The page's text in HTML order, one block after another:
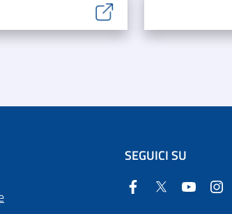
SEGUICI SU
Facebook
Twitter YouTube